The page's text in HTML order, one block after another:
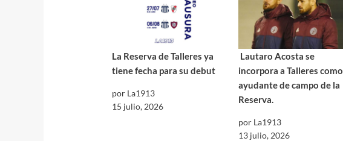
La Reserva de Talleres ya
tiene fecha para su debut
por La1913
15 julio, 2026
Lautaro Acosta se
incorpora a Talleres como
ayudante de campo de la
Reserva.
por La1913
13 julio, 2026